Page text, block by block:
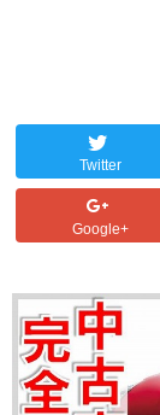
Twitter
Google+